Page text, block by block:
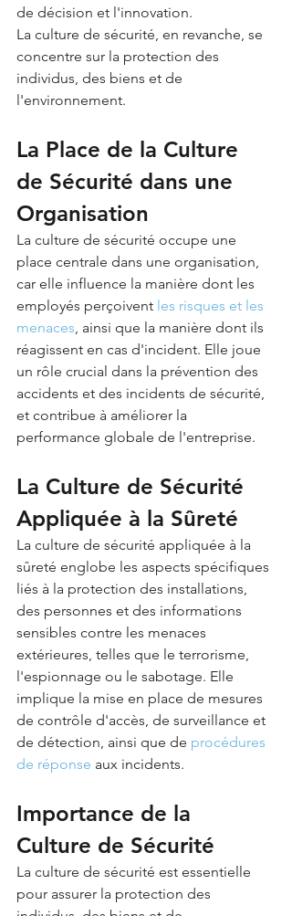
de décision et l'innovation.
La culture de sécurité, en revanche, se
concentre sur la protection des
individus, des biens et de
l'environnement.
La Place de la Culture
de Sécurité dans une
Organisation
La culture de sécurité occupe une
place centrale dans une organisation,
car elle influence la manière dont les
employés perçoivent les risques et les
menaces , ainsi que la manière dont ils
réagissent en cas d'incident. Elle joue
un rôle crucial dans la prévention des
accidents et des incidents de sécurité,
et contribue à améliorer la
performance globale de l'entreprise.
La Culture de Sécurité
Appliquée à la Sûreté
La culture de sécurité appliquée à la
sûreté englobe les aspects spécifiques
liés à la protection des installations,
des personnes et des informations
sensibles contre les menaces
extérieures, telles que le terrorisme,
l'espionnage ou le sabotage. Elle
implique la mise en place de mesures
de contrôle d'accès, de surveillance et
de détection, ainsi que de procédures
de réponse aux incidents.
Importance de la
Culture de Sécurité
La culture de sécurité est essentielle
pour assurer la protection des